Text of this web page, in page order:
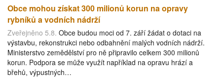
Obce mohou získat 300 milionů korun na opravy
rybníků a vodních nádrží
Zveřejněno 5.8. Obce budou moci od 7. září žádat o dotaci na
výstavbu, rekonstrukci nebo odbahnění malých vodních nádrží.
Ministerstvo zemědělství pro ně připravilo celkem 300 milionů
korun. Podpora se může využít například na opravu hrází a
břehů, výpustných…